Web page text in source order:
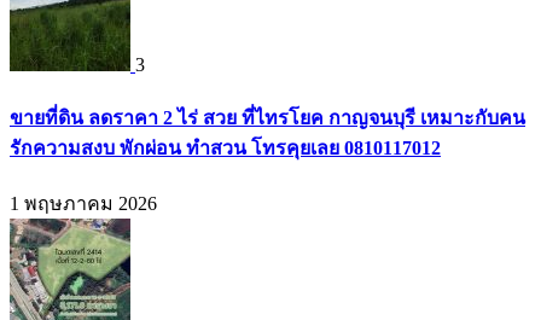
3
ขายที่ดิน ลดราคา 2 ไร่ สวย ที่ไทรโยค กาญจนบุรี เหมาะกับคน
รักความสงบ พักผ่อน ทำสวน โทรคุยเลย 0810117012
1 พฤษภาคม 2026